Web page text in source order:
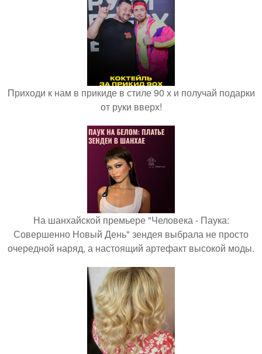
Приходи к нам в прикиде в стиле 90 х и получай подарки
от руки вверх!
На шанхайской премьере "Человека - Паука:
Совершенно Новый День" зендея выбрала не просто
очередной наряд, а настоящий артефакт высокой моды.